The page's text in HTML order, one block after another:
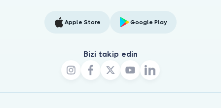
Apple Store Google Play
Bizi takip edin